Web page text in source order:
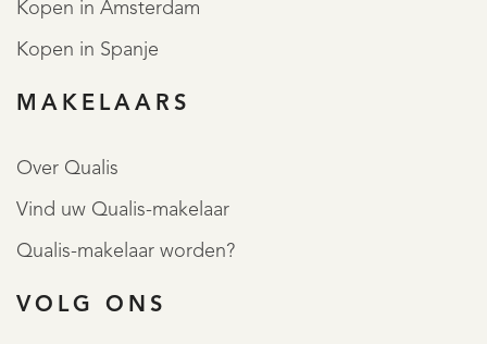
Kopen in Amsterdam
Kopen in Spanje
MAKELAARS
Over Qualis
Vind uw Qualis-makelaar
Qualis-makelaar worden?
VOLG ONS